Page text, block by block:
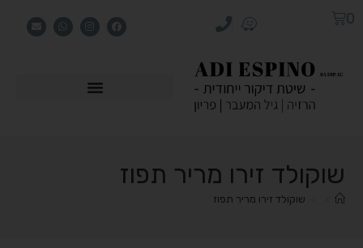
0
שוקולד זירו מריר תפוז
שוקולד זירו מריר תפוז